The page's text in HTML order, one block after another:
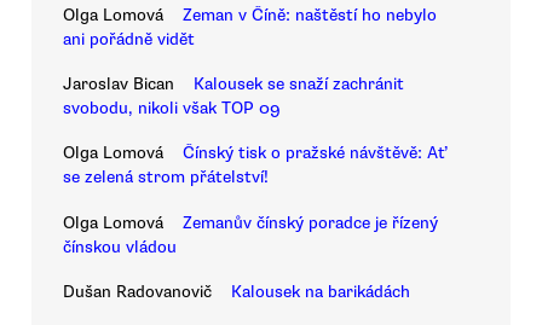
Olga Lomová
Zeman v Číně: naštěstí ho nebylo
ani pořádně vidět
Jaroslav Bican
Kalousek se snaží zachránit
svobodu, nikoli však TOP 09
Olga Lomová
Čínský tisk o pražské návštěvě: Ať
se zelená strom přátelství!
Olga Lomová
Zemanův čínský poradce je řízený
čínskou vládou
Dušan Radovanovič Kalousek na barikádách